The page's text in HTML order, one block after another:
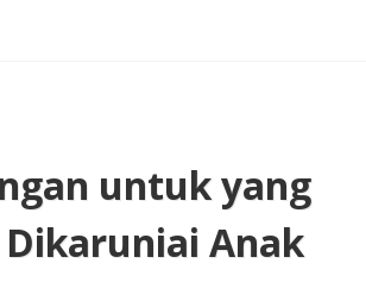
untuk yang
Anak